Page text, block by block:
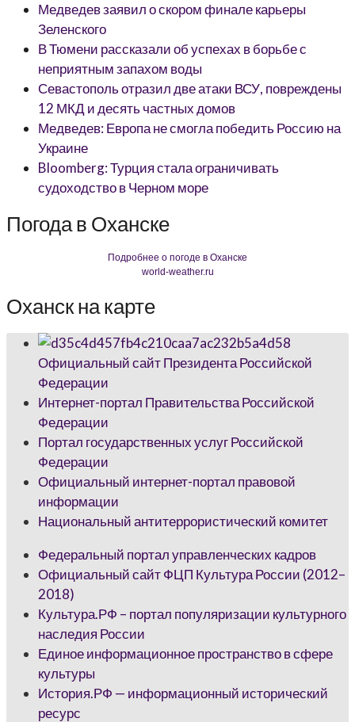
Медведев заявил о скором финале карьеры
Зеленского
В Тюмени рассказали об успехах в борьбе с
неприятным запахом воды
Севастополь отразил две атаки ВСУ, повреждены
12 МКД и десять частных домов
Медведев: Европа не смогла победить Россию на
Украине
Bloomberg: Турция стала ограничивать
судоходство в Черном море
Погода в Оханске
Подробнее о погоде в Оханске
world-weather.ru
Оханск на карте
Официальный сайт Президента Российской
Федерации
Интернет-портал Правительства Российской
Федерации
Портал государственных услуг Российской
Федерации
Официальный интернет-портал правовой
информации
Национальный антитеррористический комитет
Федеральный портал управленческих кадров
Официальный сайт ФЦП Культура России (2012–
2018)
Культура.РФ – портал популяризации культурного
наследия России
Единое информационное пространство в сфере
культуры
История.РФ — информационный исторический
ресурс